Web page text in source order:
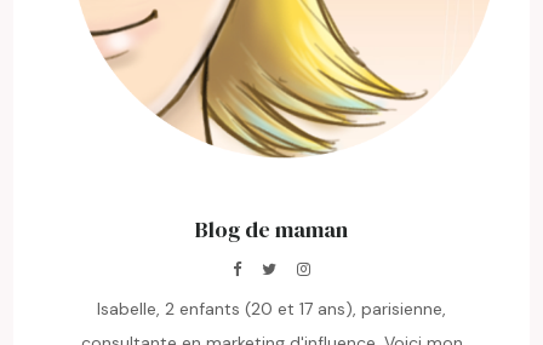
Blog de maman
Isabelle, 2 enfants (20 et 17 ans), parisienne,